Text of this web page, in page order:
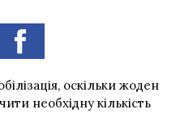
оскільки жоден
необхідну кількість